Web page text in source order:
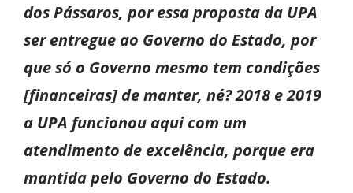
dos Pássaros, por essa proposta da UPA
ser entregue ao Governo do Estado, por
que só o Governo mesmo tem condições
[financeiras] de manter, né? 2018 e 2019
a UPA funcionou aqui com um
atendimento de excelência, porque era
mantida pelo Governo do Estado.